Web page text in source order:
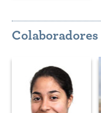
Colaboradores